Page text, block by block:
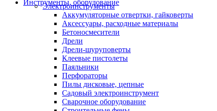
Инструменты, оборудование
Электроинструменты
Аккумуляторные отвертки, гайковерты
Аксессуары, расходные материалы
Бетоносмесители
Дрели
Дрели-шуруповерты
Клеевые пистолеты
Паяльники
Перфораторы
Пилы дисковые, цепные
Садовый электроинструмент
Сварочное оборудование